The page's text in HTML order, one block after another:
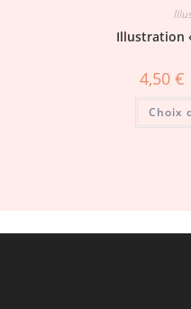
Illustration
4,50 €
Choix